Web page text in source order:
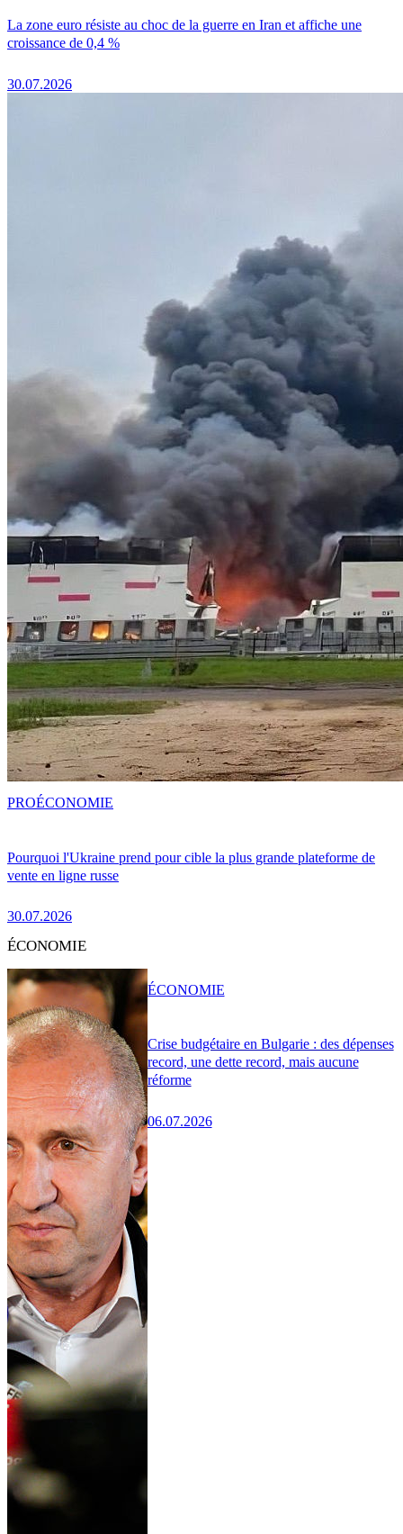
La zone euro résiste au choc de la guerre en Iran et affiche une
croissance de 0,4 %
30.07.2026
Pourquoi l'Ukraine prend pour cible la plus grande plateforme de
vente en ligne russe
30.07.2026
PROÉCONOMIE
ÉCONOMIE
Crise budgétaire en Bulgarie : des dépenses
record, une dette record, mais aucune
réforme
06.07.2026
ÉCONOMIE